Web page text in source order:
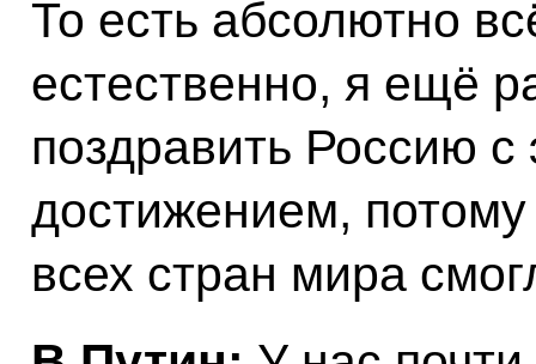
То есть абсолютно
естественно, я ещё
поздравить Россию
достижением,
всех стран мира